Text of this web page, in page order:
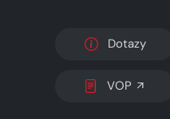
Dotazy
VOP